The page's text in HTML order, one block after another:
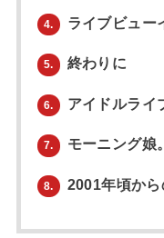
4. ライブビュー
5. 終わりに
6. アイドルライ
7. モーニング娘
8. 2001年頃か